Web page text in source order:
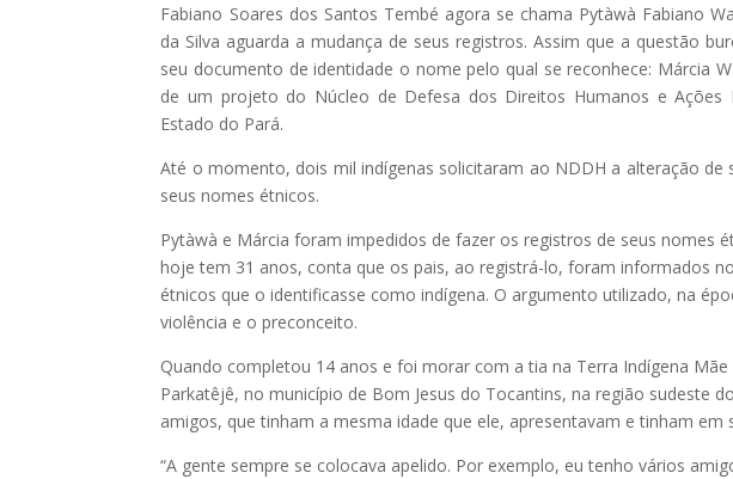
Fabiano Soares dos Santos Tembé agora se chama Pytàwà Fabiano
da Silva aguarda a mudança de seus registros. Assim que a questão
seu documento de identidade o nome pelo qual se reconhece: Márcia
de um projeto do Núcleo de Defesa dos Direitos Humanos e Ações
Estado do Pará.
Até o momento, dois mil indígenas solicitaram ao NDDH a alteração de
seus nomes étnicos.
Pytàwà e Márcia foram impedidos de fazer os registros de seus nomes
hoje tem 31 anos, conta que os pais, ao registrá-lo, foram informados
étnicos que o identificasse como indígena. O argumento utilizado, na
violência e o preconceito.
Quando completou 14 anos e foi morar com a tia na Terra Indígena
Parkatêjê, no município de Bom Jesus do Tocantins, na região sudeste
amigos, que tinham a mesma idade que ele, apresentavam e tinham
“A gente sempre se colocava apelido. Por exemplo, eu tenho vários